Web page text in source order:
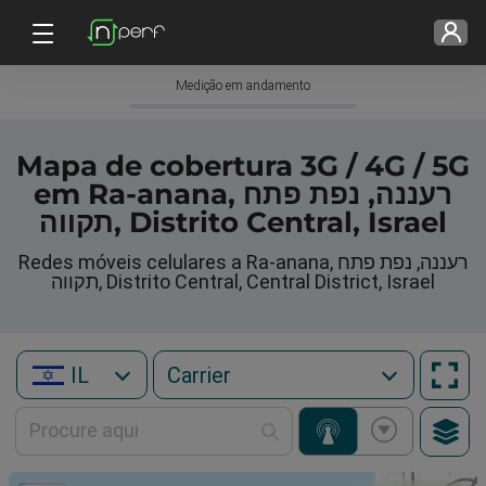
Medição em andamento
Mapa de cobertura 3G / 4G / 5G
em Ra-anana, רעננה, נפת פתח
תקווה, Distrito Central, Israel
Redes móveis celulares a Ra-anana, רעננה, נפת פתח
תקווה, Distrito Central, Central District, Israel
IL